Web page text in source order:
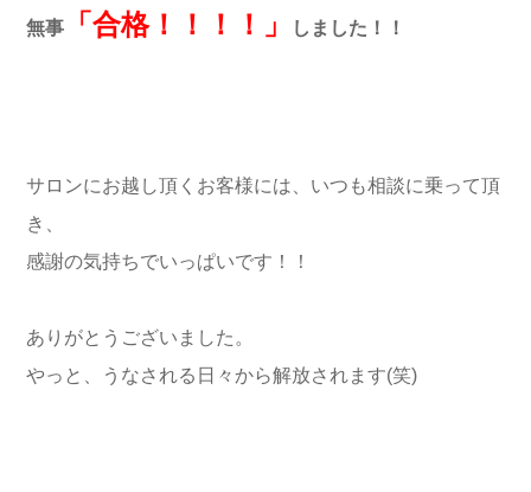
無事 「合格！！！！」 しました！！
サロンにお越し頂くお客様には、いつも相談に乗って頂
き、
感謝の気持ちでいっぱいです！！
ありがとうございました。
やっと、うなされる日々から解放されます(笑)